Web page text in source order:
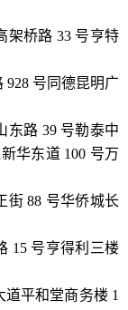
架桥路 33 号亨特
928 号同德昆明广
东路 39 号勒泰中
华东道 100 号万
街 88 号华侨城长
15 号亨得利三楼
平和堂商务楼 1